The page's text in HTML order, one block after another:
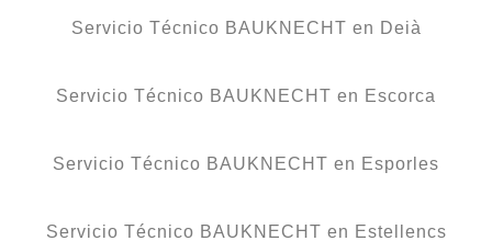
Servicio Técnico BAUKNECHT en Deià
Servicio Técnico BAUKNECHT en Escorca
Servicio Técnico BAUKNECHT en Esporles
Servicio Técnico BAUKNECHT en Estellencs